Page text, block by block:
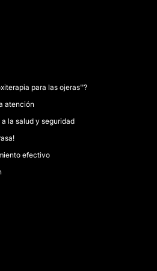
para las ojeras''?
atención
la salud y seguridad
efectivo